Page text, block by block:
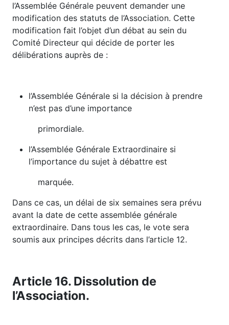
l’Assemblée Générale peuvent demander une
modification des statuts de l’Association. Cette
modification fait l’objet d’un débat au sein du
Comité Directeur qui décide de porter les
délibérations auprès de :
l’Assemblée Générale si la décision à prendre
n’est pas d’une importance
primordiale.
l’Assemblée Générale Extraordinaire si
l’importance du sujet à débattre est
marquée.
Dans ce cas, un délai de six semaines sera prévu
avant la date de cette assemblée générale
extraordinaire. Dans tous les cas, le vote sera
soumis aux principes décrits dans l’article 12.
Article 16. Dissolution de
l’Association.